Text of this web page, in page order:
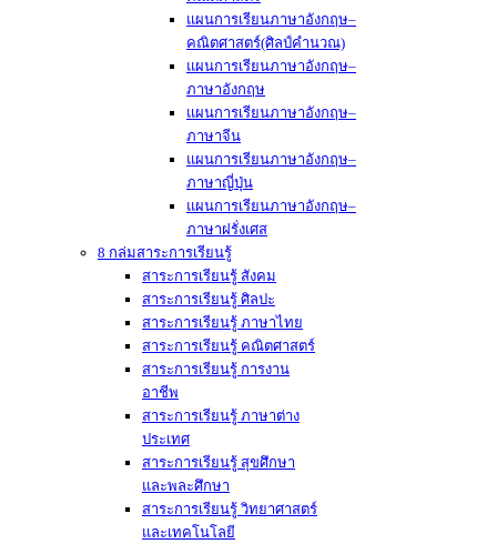
แผนการเรียนภาษาอังกฤษ–
คณิตศาสตร์(ศิลป์คำนวณ)
แผนการเรียนภาษาอังกฤษ–
ภาษาอังกฤษ
แผนการเรียนภาษาอังกฤษ–
ภาษาจีน
แผนการเรียนภาษาอังกฤษ–
ภาษาญี่ปุ่น
แผนการเรียนภาษาอังกฤษ–
ภาษาฝรั่งเศส
8 กล่มสาระการเรียนรู้
สาระการเรียนรู้ สังคม
สาระการเรียนรู้ ศิลปะ
สาระการเรียนรู้ ภาษาไทย
สาระการเรียนรู้ คณิตศาสตร์
สาระการเรียนรู้ การงาน
อาชีพ
สาระการเรียนรู้ ภาษาต่าง
ประเทศ
สาระการเรียนรู้ สุขศึกษา
และพละศึกษา
สาระการเรียนรู้ วิทยาศาสตร์
และเทคโนโลยี